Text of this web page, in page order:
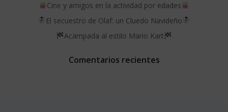
Cine y amigos en la actividad por edades
El secuestro de Olaf: un Cluedo Navideño
Acampada al estilo Mario Kart
Comentarios recientes